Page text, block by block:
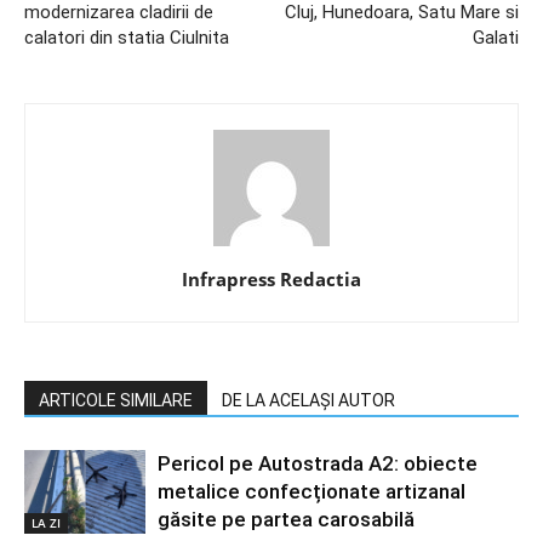
modernizarea cladirii de
calatori din statia Ciulnita
Cluj, Hunedoara, Satu Mare si
Galati
Infrapress Redactia
ARTICOLE SIMILARE DE LA ACELAȘI AUTOR
LA ZI
Pericol pe Autostrada A2: obiecte
metalice confecționate artizanal
găsite pe partea carosabilă